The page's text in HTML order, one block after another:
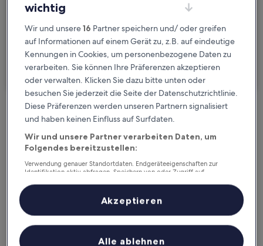
Gäste
2 Reisende, 1 Zimmer
Ich reise geschäftlich
Suchen
Kostenlose Stornierung bei
Planänderungen
Verdiene Prämien für jede
wahrgenommene Übernachtung
Mehr sparen mit Preisen für Mitglieder
wichtig
Wir und unsere16 Partner speichern und/ oder greifen
auf Informationen auf einem Gerät zu, z.B. auf eindeutige
Kennungen in Cookies, um personenbezogene Daten zu
verarbeiten. Sie können Ihre Präferenzen akzeptieren
oder verwalten. Klicken Sie dazu bitte unten oder
besuchen Sie jederzeit die Seite der Datenschutzrichtlinie.
Diese Präferenzen werden unseren Partnern signalisiert
und haben keinen Einfluss auf Surfdaten.
Wir und unsere Partner verarbeiten Daten, um
Folgendes bereitzustellen:
Verwendung genauer Standortdaten. Endgeräteeigenschaften zur
Identifikation aktiv abfragen. Speichern von oder Zugriff auf
Inhalte, Messung von Werbeleistung und der Performance von Inhalten,
Zielgruppenforschung sowie Entwicklung und Verbesserung von
Liste der Partner (Lieferanten)
Alle ablehnen
Akzeptieren